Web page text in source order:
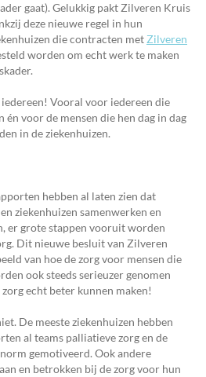
gaat). Gelukkig pakt Zilveren Kruis
deze nieuwe regel in hun
die contracten met Zilveren
worden om echt werk te maken
Vooral voor iedereen die
voor de mensen die hen dag in dag
in de ziekenhuizen.
hebben al laten zien dat
ziekenhuizen samenwerken en
er grote stappen vooruit worden
Dit nieuwe besluit van Zilveren
van hoe de zorg voor mensen die
ook steeds serieuzer genomen
echt beter kunnen maken!
De meeste ziekenhuizen hebben
al teams palliatieve zorg en de
gemotiveerd. Ook andere
en betrokken bij de zorg voor hun